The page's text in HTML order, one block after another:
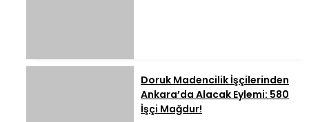
Doruk Madencilik İşçilerinden
Ankara’da Alacak Eylemi: 580
İşçi Mağdur!